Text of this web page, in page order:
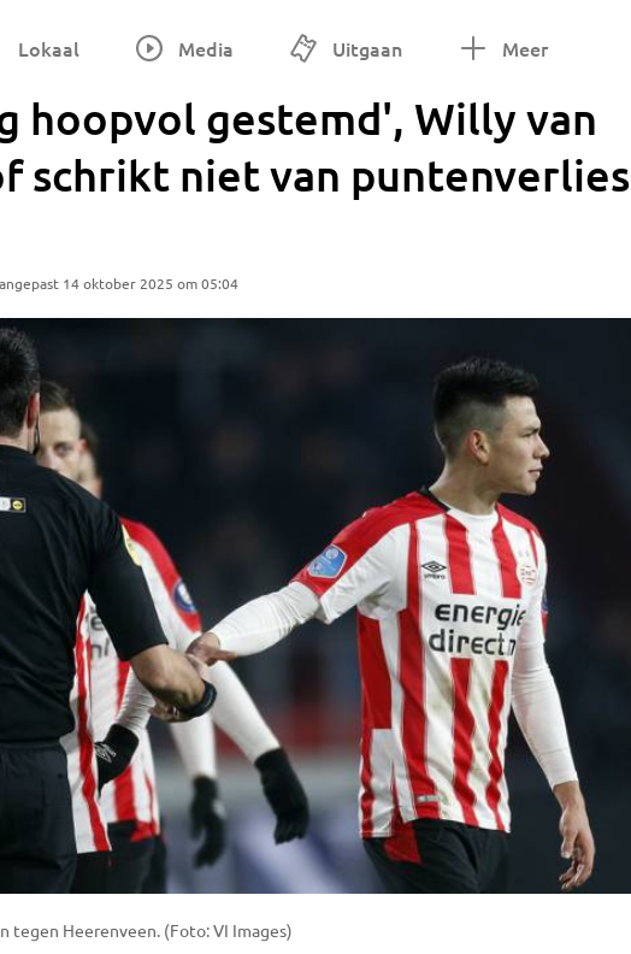
Lokaal Media Uitgaan Meer
hoopvol gestemd', Willy van
schrikt niet van puntenverlies
14 oktober 2025 om 05:04
tegen Heerenveen. (Foto: VI Images)